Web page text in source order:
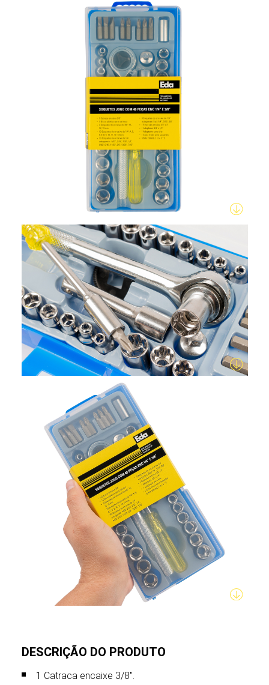
DESCRIÇÃO DO PRODUTO
1 Catraca encaixe 3/8″.